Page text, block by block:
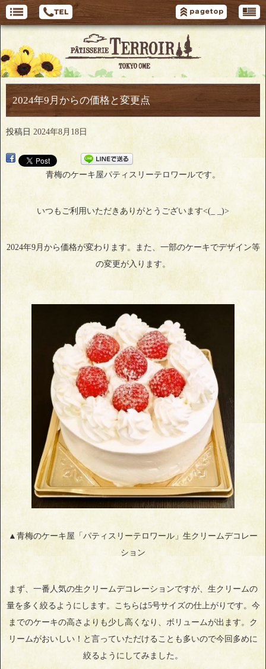
2024年9月からの価格と変更点
投稿日 2024年8月18日
青梅のケーキ屋パティスリーテロワールです。
いつもご利用いただきありがとうございます<(_ _)>
2024年9月から価格が変わります。また、一部のケーキでデザイン等
の変更が入ります。
▲青梅のケーキ屋「パティスリーテロワール」生クリームデコレー
ション
まず、一番人気の生クリームデコレーションですが、生クリームの
量を多く絞るようにします。こちらは5号サイズの仕上がりです。今
までのケーキの高さよりも少し高くなり、ボリュームが出ます。ク
リームがおいしい！と言っていただけることも多いので今回多めに
絞るようにしてみました。